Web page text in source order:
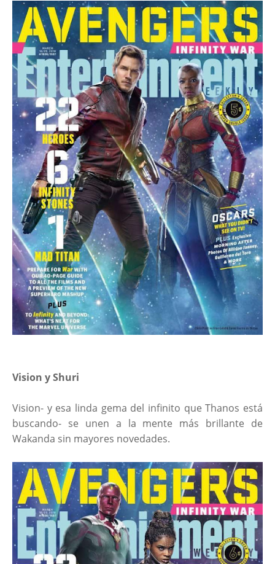
Vision y Shuri
Vision- y esa linda gema del infinito que Thanos está
buscando- se unen a la mente más brillante de
Wakanda sin mayores novedades.